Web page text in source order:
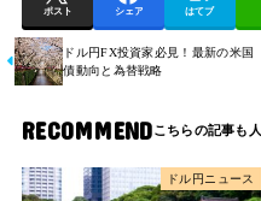
ポスト シェア はてブ
ドル円FX投資家必見！最新の米国
債動向と為替戦略
RECOMMEND
ドル円ニュース